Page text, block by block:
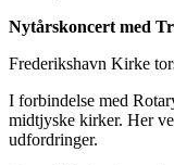
Nytårskoncert med
Frederikshavn Kirke
I forbindelse med
midtjyske kirker. Her
udfordringer.